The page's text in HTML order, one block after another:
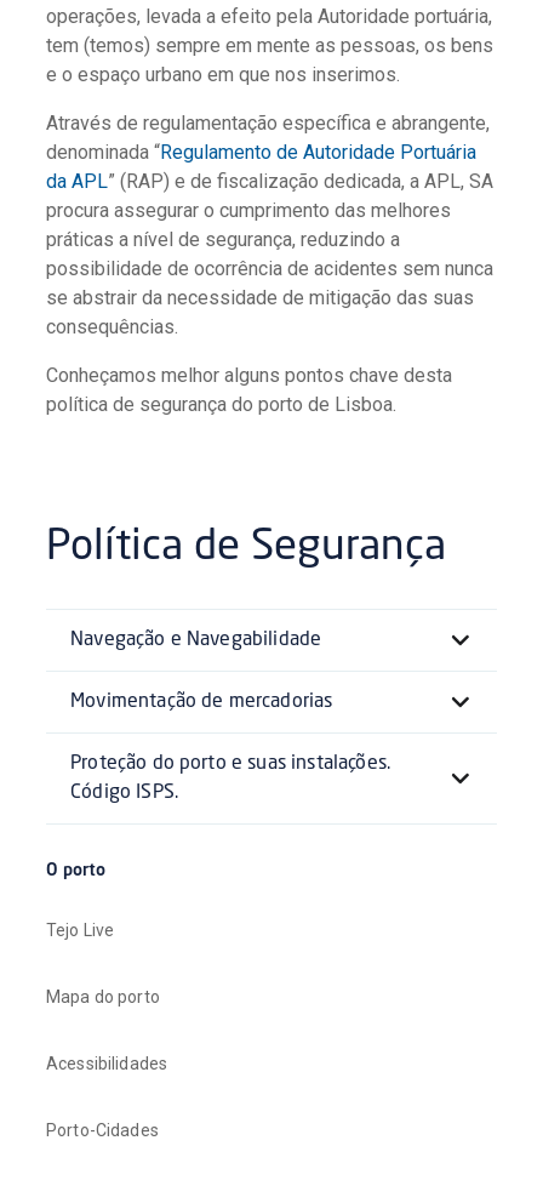
operações, levada a efeito pela Autoridade portuária,
tem (temos) sempre em mente as pessoas, os bens
e o espaço urbano em que nos inserimos.
Através de regulamentação específica e abrangente,
denominada “Regulamento de Autoridade Portuária
da APL” (RAP) e de fiscalização dedicada, a APL, SA
procura assegurar o cumprimento das melhores
práticas a nível de segurança, reduzindo a
possibilidade de ocorrência de acidentes sem nunca
se abstrair da necessidade de mitigação das suas
consequências.
Conheçamos melhor alguns pontos chave desta
política de segurança do porto de Lisboa.
Política de Segurança
Navegação e Navegabilidade
Movimentação de mercadorias
Proteção do porto e suas instalações.
Código ISPS.
O porto
Tejo Live
Mapa do porto
Acessibilidades
Porto-Cidades